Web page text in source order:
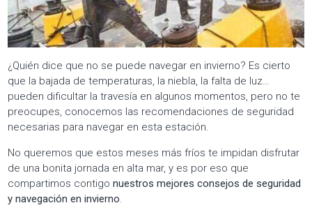
¿Quién dice que no se puede navegar en invierno? Es cierto
que la bajada de temperaturas, la niebla, la falta de luz…
pueden dificultar la travesía en algunos momentos, pero no te
preocupes, conocemos las recomendaciones de seguridad
necesarias para navegar en esta estación.
No queremos que estos meses más fríos te impidan disfrutar
de una bonita jornada en alta mar, y es por eso que
compartimos contigonuestros mejores consejos de seguridad
y navegación en invierno.